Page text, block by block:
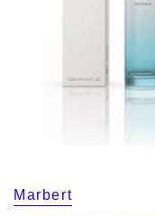
Marbert